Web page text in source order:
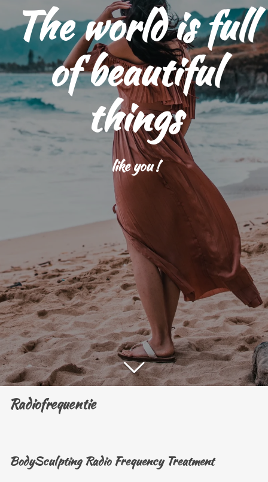
The world is full
of beautiful
things
like you !
Radiofrequentie
BodySculpting Radio Frequency Treatment